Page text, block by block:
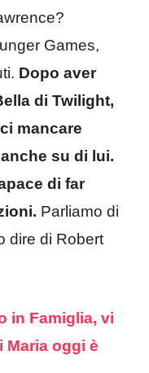
Games,
Dopo aver
di Twilight,
mancare
su di lui.
di far
Parliamo di
dire di Robert
in Famiglia, vi
Maria oggi è